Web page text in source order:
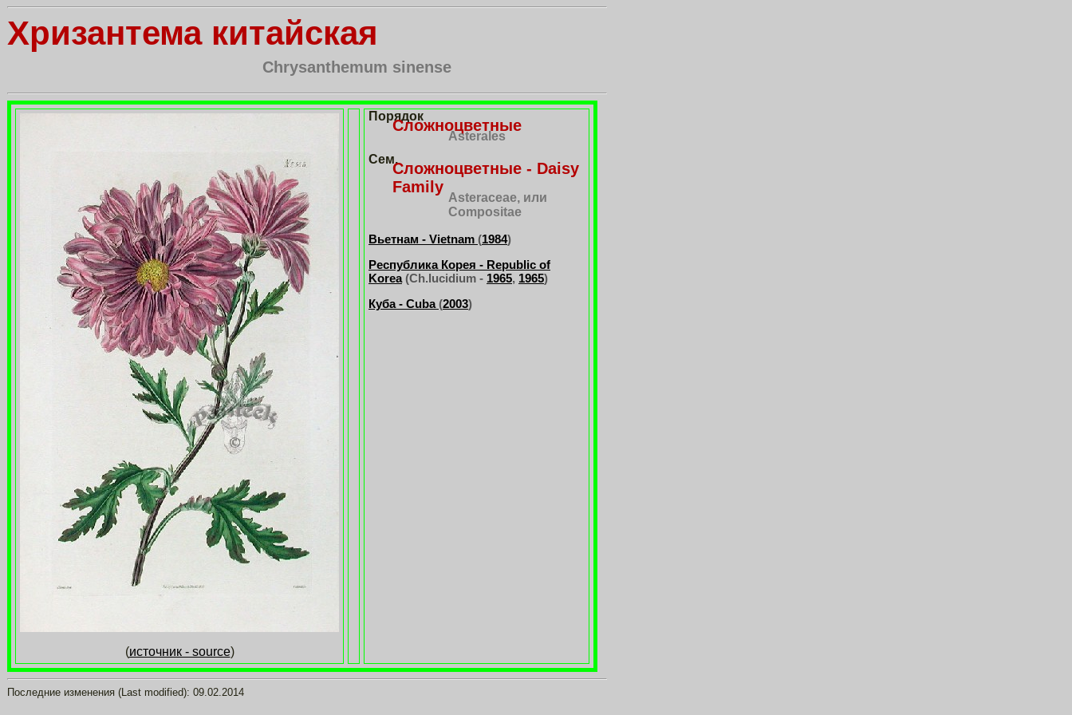
Хризантема китайская
Chrysanthemum sinense
(источник - source)
Порядок
Сложноцветные
Asterales
Сем.
Сложноцветные - Daisy
Family
Asteraceae, или
Compositae
Вьетнам - Vietnam (1984)
Республика Корея - Republic of
Korea(Ch.lucidium - 1965, 1965)
Куба - Cuba(2003)
Последние изменения (Last modified): 09.02.2014